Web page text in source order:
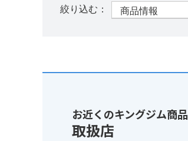
お近くのキングジム商品
取扱店